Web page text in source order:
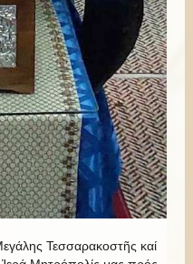
Τεσσαρακοστῆς καί